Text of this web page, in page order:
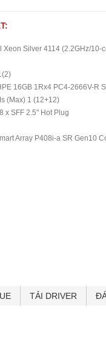
Xeon Silver 4114 (2.2GHz/10-
16GB 1Rx4 PC4-2666V-R
(Max) 1 (12+12)
x SFF 2.5" Hot Plug
Array P408i-a SR Gen10
TẢI DRIVER